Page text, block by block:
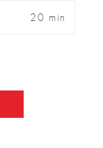
20 min